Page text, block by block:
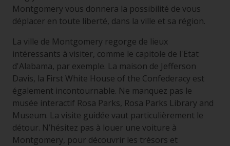
Montgomery vous donnera la possibilité de vous
déplacer en toute liberté, dans la ville et sa région.
La ville de Montgomery regorge de lieux
intéressants à visiter, comme le capitole de l'Etat
d'Alabama, par exemple. La maison de Jefferson
Davis, la First White House of the Confederacy est
également incontournable. Ne manquez pas le
musée interactif Rosa Parks, Rosa Parks Library and
Museum. La visite guidée vaut particulièrement le
détour. N’hésitez pas à louer une voiture à
Montgomery, pour découvrir les trésors et